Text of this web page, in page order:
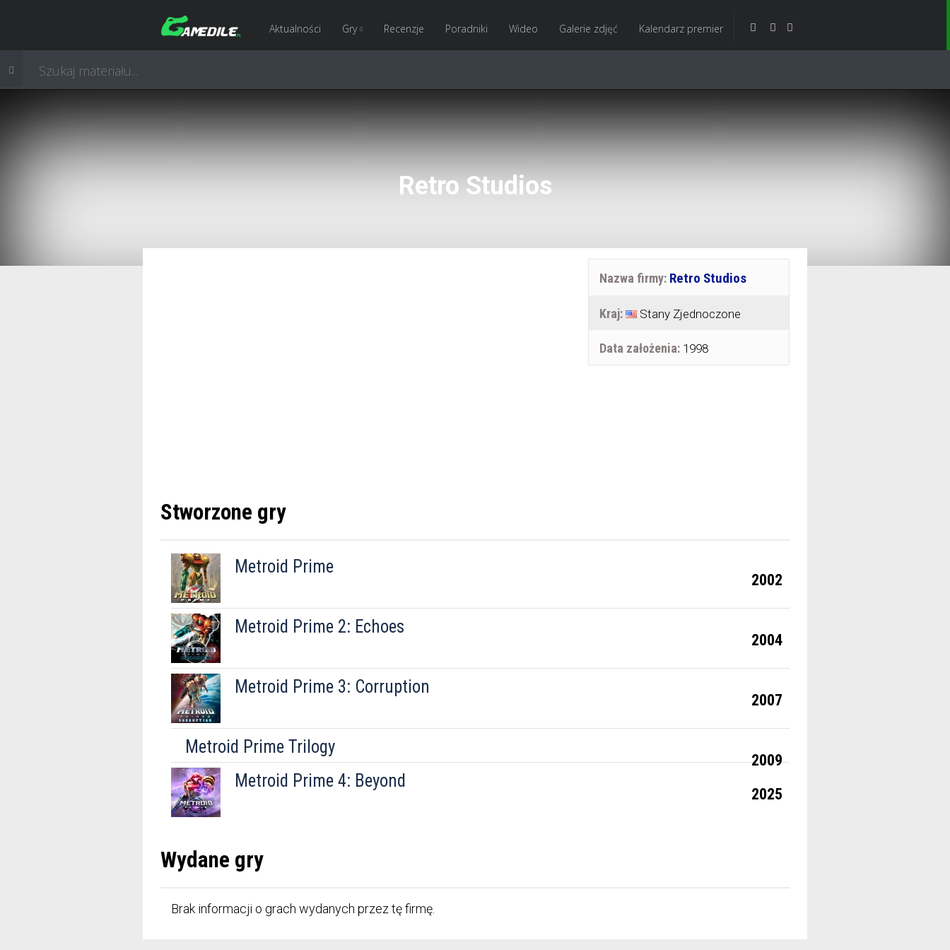
Aktualności Gry Recenzje Poradniki Wideo Galerie zdjęć Kalendarz premier
Retro Studios
Nazwa firmy: Retro Studios
Kraj: Stany Zjednoczone
Data założenia: 1998
Stworzone gry
Metroid Prime
2002
Metroid Prime 2: Echoes
2004
Metroid Prime 3: Corruption
2007
Metroid Prime Trilogy
2009
Metroid Prime 4: Beyond
2025
Wydane gry
Brak informacji o grach wydanych przez tę firmę.